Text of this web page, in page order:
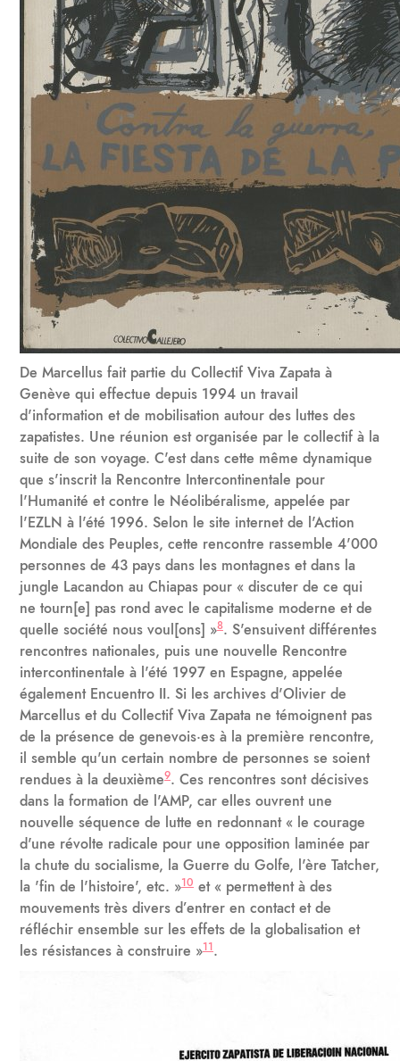
De Marcellus fait partie du Collectif Viva Zapata à
Genève qui effectue depuis 1994 un travail
d'information et de mobilisation autour des luttes des
zapatistes. Une réunion est organisée par le collectif à la
suite de son voyage. C'est dans cette même dynamique
que s'inscrit la Rencontre Intercontinentale pour
l'Humanité et contre le Néolibéralisme, appelée par
l'EZLN à l'été 1996. Selon le site internet de l'Action
Mondiale des Peuples, cette rencontre rassemble 4'000
personnes de 43 pays dans les montagnes et dans la
jungle Lacandon au Chiapas pour « discuter de ce qui
ne tourn[e] pas rond avec le capitalisme moderne et de
quelle société nous voul[ons] »8. S'ensuivent différentes
rencontres nationales, puis une nouvelle Rencontre
intercontinentale à l'été 1997 en Espagne, appelée
également Encuentro II. Si les archives d'Olivier de
Marcellus et du Collectif Viva Zapata ne témoignent pas
de la présence de genevois·es à la première rencontre,
il semble qu'un certain nombre de personnes se soient
rendues à la deuxième9. Ces rencontres sont décisives
dans la formation de l'AMP, car elles ouvrent une
nouvelle séquence de lutte en redonnant « le courage
d'une révolte radicale pour une opposition laminée par
la chute du socialisme, la Guerre du Golfe, l'ère Tatcher,
la 'fin de l'histoire', etc. »10 et « permettent à des
mouvements très divers d’entrer en contact et de
réfléchir ensemble sur les effets de la globalisation et
les résistances à construire »11.